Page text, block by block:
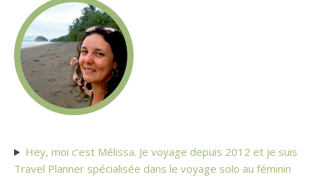
Hey, moi c’est Mélissa. Je voyage depuis 2012 et je suis
Travel Planner spécialisée dans le voyage solo au féminin